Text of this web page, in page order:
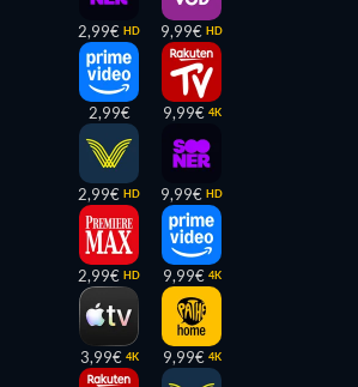
2,99€ HD
2,99€
2,99€ HD
2,99€ HD
3,99€ 4K
9,99€ HD
9,99€ 4K
9,99€ HD
9,99€ 4K
9,99€ 4K